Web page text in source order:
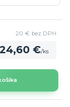
24,60 €/ks
20 € bez DPH